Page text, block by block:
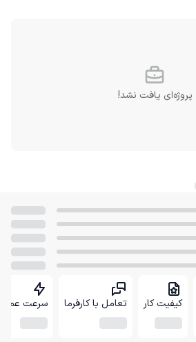
پروژه‌ای یافت نشد!
کیفیت کار تعامل با کارفرما سرعت عمل